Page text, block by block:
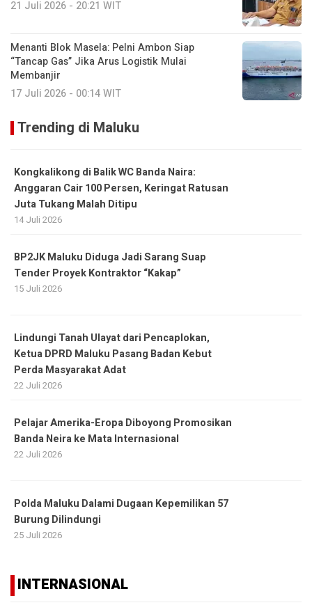
21 Juli 2026 - 20:21 WIT
Menanti Blok Masela: Pelni Ambon Siap
“Tancap Gas” Jika Arus Logistik Mulai
Membanjir
17 Juli 2026 - 00:14 WIT
Trending di Maluku
Kongkalikong di Balik WC Banda Naira:
Anggaran Cair 100 Persen, Keringat Ratusan
Juta Tukang Malah Ditipu
14 Juli 2026
BP2JK Maluku Diduga Jadi Sarang Suap
Tender Proyek Kontraktor “Kakap”
15 Juli 2026
Lindungi Tanah Ulayat dari Pencaplokan,
Ketua DPRD Maluku Pasang Badan Kebut
Perda Masyarakat Adat
22 Juli 2026
Pelajar Amerika-Eropa Diboyong Promosikan
Banda Neira ke Mata Internasional
22 Juli 2026
Polda Maluku Dalami Dugaan Kepemilikan 57
Burung Dilindungi
25 Juli 2026
INTERNASIONAL